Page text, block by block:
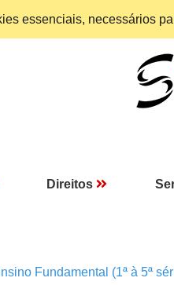
essenciais, necessários
Direitos
Fundamental (1ª à 5ª